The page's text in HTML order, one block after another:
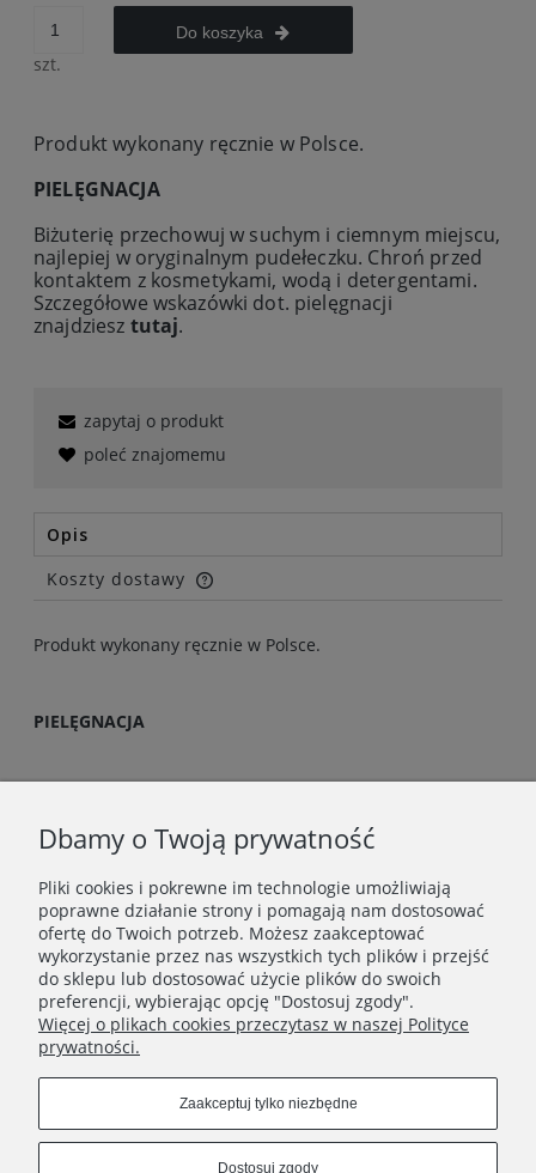
szt.
Do koszyka
Produkt wykonany ręcznie w Polsce.
PIELĘGNACJA
Biżuterię przechowuj w suchym i ciemnym miejscu,
najlepiej w oryginalnym pudełeczku. Chroń przed
kontaktem z kosmetykami, wodą i detergentami.
Szczegółowe wskazówki dot. pielęgnacji
znajdziesz tutaj.
zapytaj o produkt
poleć znajomemu
Opis
Koszty dostawy
Cena nie zawiera ewentualnych kosztów płatności
Produkt wykonany ręcznie w Polsce.
PIELĘGNACJA
kontaktem z kosmetykami, wodą i detergentami.
Szczegółowe wskazówki dot. pielęgnacji znajdziesztutaj
MOJE KONTO
INFORMACJE
PŁATNOŚCI I DOSTAWA
O NAS
Dbamy o Twoją prywatność
Pliki cookies i pokrewne im technologie umożliwiają
poprawne działanie strony i pomagają nam dostosować
ofertę do Twoich potrzeb. Możesz zaakceptować
wykorzystanie przez nas wszystkich tych plików i przejść
do sklepu lub dostosować użycie plików do swoich
preferencji, wybierając opcję "Dostosuj zgody".
Więcej o plikach cookies przeczytasz w naszej Polityce
prywatności.
Zaakceptuj tylko niezbędne
Dostosuj zgody